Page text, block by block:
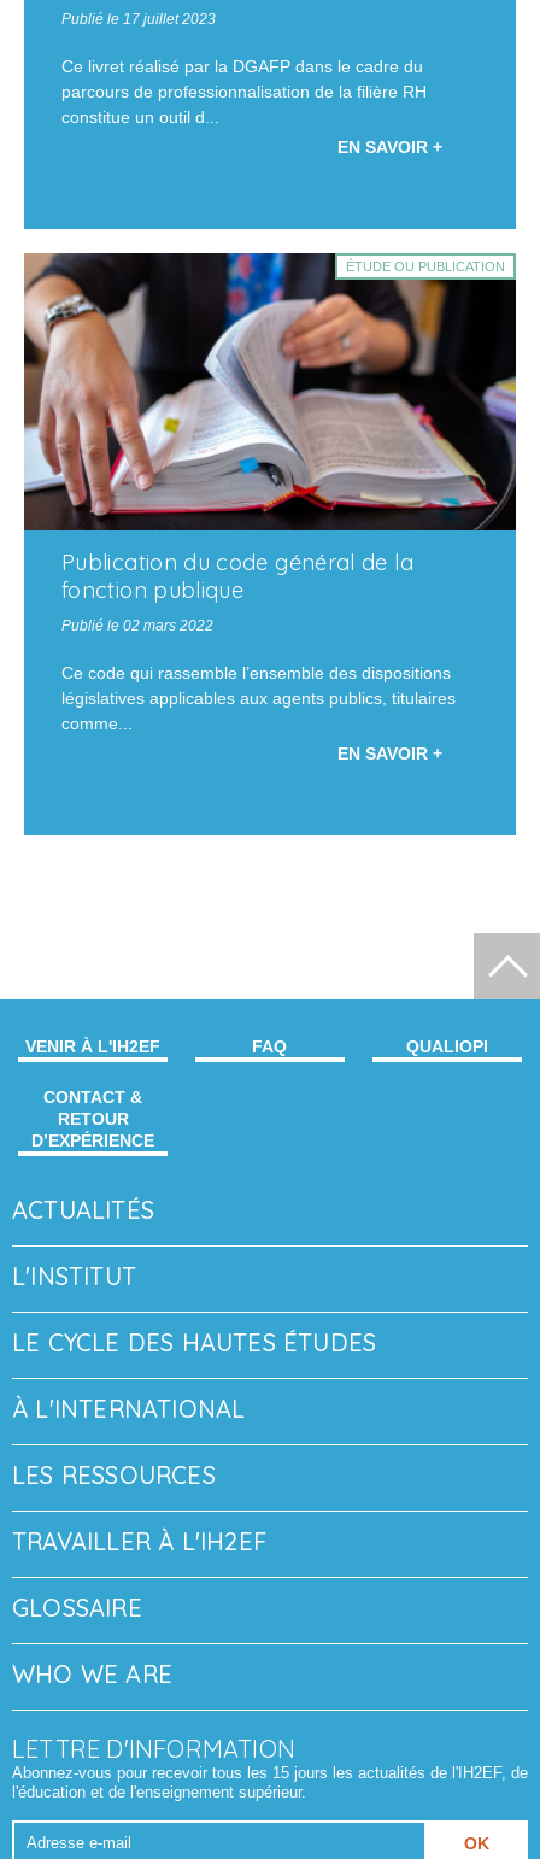
Publié le 17 juillet 2023
Ce livret réalisé par la DGAFP dans le cadre du
parcours de professionnalisation de la filière RH
constitue un outil d...
EN SAVOIR +
ÉTUDE OU PUBLICATION
Publication du code général de la
fonction publique
Publié le 02 mars 2022
Ce code qui rassemble l’ensemble des dispositions
législatives applicables aux agents publics, titulaires
comme...
EN SAVOIR +
VENIR À L'IH2EF FAQ QUALIOPI
CONTACT &
RETOUR
D’EXPÉRIENCE
ACTUALITÉS
L'INSTITUT
LE CYCLE DES HAUTES ÉTUDES
À L'INTERNATIONAL
LES RESSOURCES
TRAVAILLER À L'IH2EF
GLOSSAIRE
WHO WE ARE
LETTRE D'INFORMATION
Abonnez-vous pour recevoir tous les 15 jours les actualités de l'IH2EF, de
l'éducation et de l'enseignement supérieur.
Adresse